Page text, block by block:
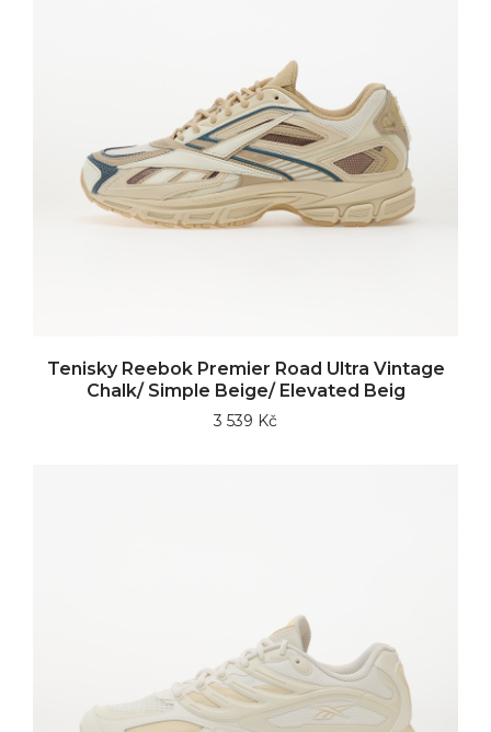
Tenisky Reebok Premier Road Ultra Vintage
Chalk/ Simple Beige/ Elevated Beig
3 539 Kč